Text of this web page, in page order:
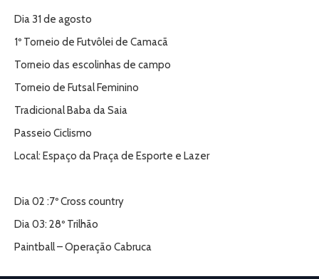
Dia 31 de agosto
1º Torneio de Futvôlei de Camacã
Torneio das escolinhas de campo
Torneio de Futsal Feminino
Tradicional Baba da Saia
Passeio Ciclismo
Local: Espaço da Praça de Esporte e Lazer
Dia 02 :7º Cross country
Dia 03: 28º Trilhão
Paintball – Operação Cabruca